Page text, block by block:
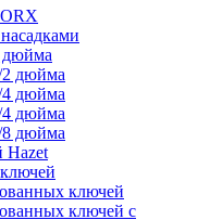
дюйма
2 дюйма
4 дюйма
4 дюйма
8 дюйма
Hazet
ключей
ключей с